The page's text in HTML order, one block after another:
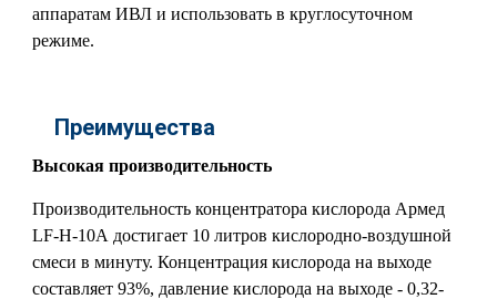
аппаратам ИВЛ и использовать в круглосуточном
режиме.
Преимущества
Высокая производительность
Производительность концентратора кислорода Армед
LF-H-10А достигает 10 литров кислородно-воздушной
смеси в минуту. Концентрация кислорода на выходе
составляет 93%, давление кислорода на выходе - 0,32-